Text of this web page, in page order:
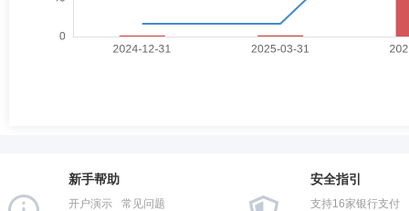
新手帮助
开户演示
常见问题
安全指引
支持16家银行支付